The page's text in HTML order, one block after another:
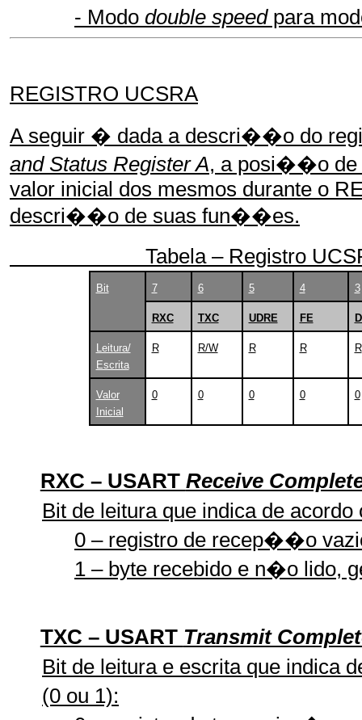
- Modo double speedpara
REGISTRO UCSRA
A seguir � dada a descri��o do
and Status Register A, a posi��o de
valor inicial dos mesmos durante o
descri��o de suas fun��es.
Tabela – Registro
Bit 7 6 5 4 3
RXC TXC UDRE FE
Leitura/
Escrita
R R/W R R R
Valor
Inicial
0 0 0 0 0
RXC – USART Receive
Bit de leitura que indica de
0 – registro de recep��o
1 – byte recebido e n�o lido,
TXC – USART Transmit
Bit de leitura e escrita que indica
(0 ou 1):